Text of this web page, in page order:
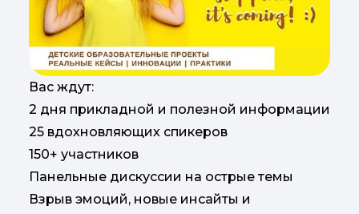
Вас ждут:
2 дня прикладной и полезной информации
25 вдохновляющих спикеров
150+ участников
Панельные дискуссии на острые темы
Взрыв эмоций, новые инсайты и